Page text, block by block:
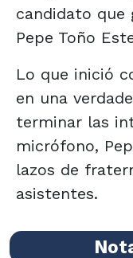
candidato que
Pepe Toño
Lo que inició
en una
terminar las
micrófono,
lazos de
asistentes.